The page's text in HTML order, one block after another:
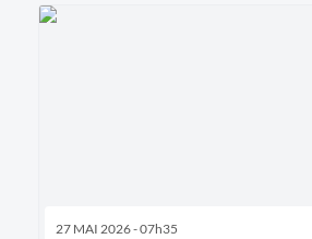
27 MAI 2026 - 07h35